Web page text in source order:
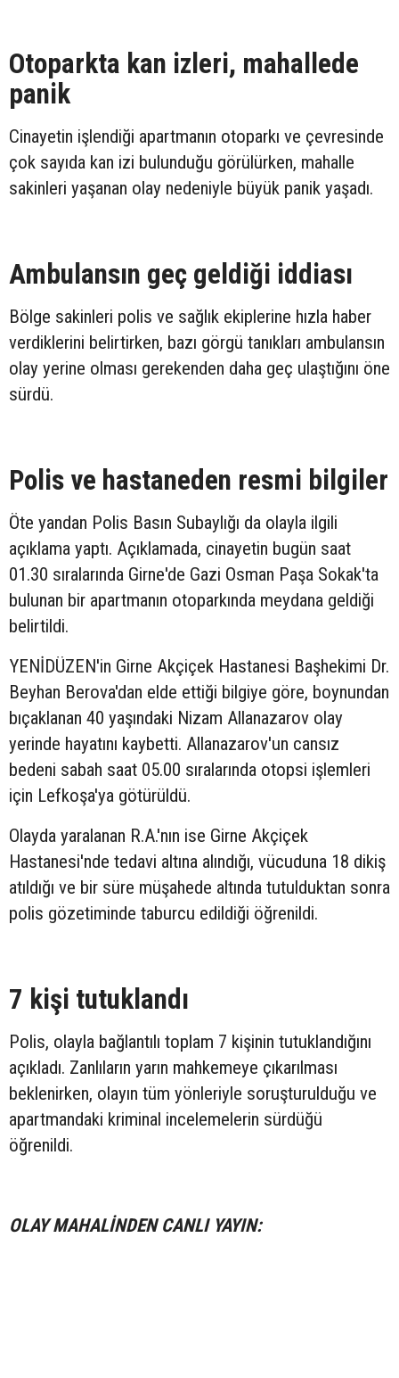
Otoparkta kan izleri, mahallede
panik
Cinayetin işlendiği apartmanın otoparkı ve çevresinde
çok sayıda kan izi bulunduğu görülürken, mahalle
sakinleri yaşanan olay nedeniyle büyük panik yaşadı.
Ambulansın geç geldiği iddiası
Bölge sakinleri polis ve sağlık ekiplerine hızla haber
verdiklerini belirtirken, bazı görgü tanıkları ambulansın
olay yerine olması gerekenden daha geç ulaştığını öne
sürdü.
Polis ve hastaneden resmi bilgiler
Öte yandan Polis Basın Subaylığı da olayla ilgili
açıklama yaptı. Açıklamada, cinayetin bugün saat
01.30 sıralarında Girne'de Gazi Osman Paşa Sokak'ta
bulunan bir apartmanın otoparkında meydana geldiği
belirtildi.
YENİDÜZEN'in Girne Akçiçek Hastanesi Başhekimi Dr.
Beyhan Berova'dan elde ettiği bilgiye göre, boynundan
bıçaklanan 40 yaşındaki Nizam Allanazarov olay
yerinde hayatını kaybetti. Allanazarov'un cansız
bedeni sabah saat 05.00 sıralarında otopsi işlemleri
için Lefkoşa'ya götürüldü.
Olayda yaralanan R.A.'nın ise Girne Akçiçek
Hastanesi'nde tedavi altına alındığı, vücuduna 18 dikiş
atıldığı ve bir süre müşahede altında tutulduktan sonra
polis gözetiminde taburcu edildiği öğrenildi.
7 kişi tutuklandı
Polis, olayla bağlantılı toplam 7 kişinin tutuklandığını
açıkladı. Zanlıların yarın mahkemeye çıkarılması
beklenirken, olayın tüm yönleriyle soruşturulduğu ve
apartmandaki kriminal incelemelerin sürdüğü
öğrenildi.
OLAY MAHALİNDEN CANLI YAYIN: